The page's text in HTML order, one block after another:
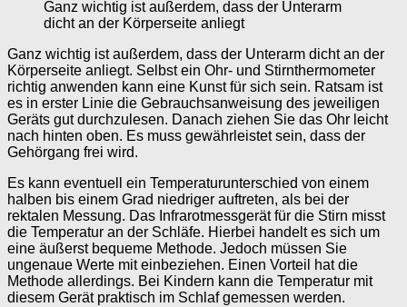
Ganz wichtig ist außerdem, dass der Unterarm
dicht an der Körperseite anliegt
Ganz wichtig ist außerdem, dass der Unterarm dicht an der
Körperseite anliegt. Selbst ein Ohr- und Stirnthermometer
richtig anwenden kann eine Kunst für sich sein. Ratsam ist
es in erster Linie die Gebrauchsanweisung des jeweiligen
Geräts gut durchzulesen. Danach ziehen Sie das Ohr leicht
nach hinten oben. Es muss gewährleistet sein, dass der
Gehörgang frei wird.
Es kann eventuell ein Temperaturunterschied von einem
halben bis einem Grad niedriger auftreten, als bei der
rektalen Messung. Das Infrarotmessgerät für die Stirn misst
die Temperatur an der Schläfe. Hierbei handelt es sich um
eine äußerst bequeme Methode. Jedoch müssen Sie
ungenaue Werte mit einbeziehen. Einen Vorteil hat die
Methode allerdings. Bei Kindern kann die Temperatur mit
diesem Gerät praktisch im Schlaf gemessen werden.